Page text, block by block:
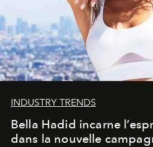
INDUSTRY TRENDS
Bella Hadid incarne
dans la nouvelle